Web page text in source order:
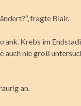
fragte Blair.
Krebs im
auch nie groß
an.